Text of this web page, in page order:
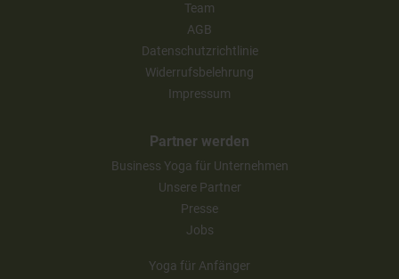
Team
AGB
Datenschutzrichtlinie
Widerrufsbelehrung
Impressum
Partner werden
Business Yoga für Unternehmen
Unsere Partner
Presse
Jobs
Yoga für Anfänger